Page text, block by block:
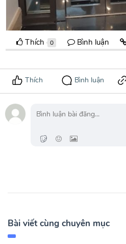
Thích 0 Bình luận
Bài viết cùng chuyên mục